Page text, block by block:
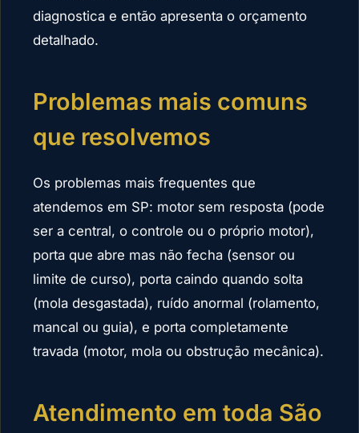
diagnostica e então apresenta o orçamento
detalhado.
Problemas mais comuns
que resolvemos
Os problemas mais frequentes que
atendemos em SP: motor sem resposta (pode
ser a central, o controle ou o próprio motor),
porta que abre mas não fecha (sensor ou
limite de curso), porta caindo quando solta
(mola desgastada), ruído anormal (rolamento,
mancal ou guia), e porta completamente
travada (motor, mola ou obstrução mecânica).
Atendimento em toda São